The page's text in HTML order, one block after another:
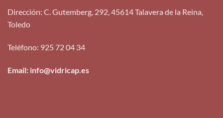
Dirección: C. Gutemberg, 292, 45614 Talavera de la Reina,
Toledo
Teléfono: 925 72 04 34
Email: info@vidricap.es